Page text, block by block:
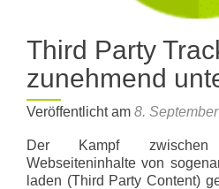
Third Party
zunehmend
Veröffentlicht am 8.
Der Kampf zwischen
Webseiteninhalte von
laden (Third Party Content)